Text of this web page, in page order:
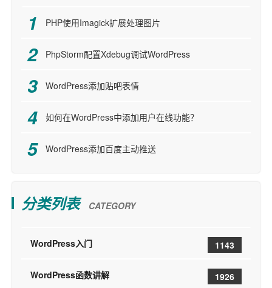
PHP使用Imagick扩展处理图片
PhpStorm配置Xdebug调试WordPress
WordPress添加贴吧表情
如何在WordPress中添加用户在线功能？
WordPress添加百度主动推送
分类列表 CATEGORY
WordPress入门 1143
WordPress函数讲解 1926